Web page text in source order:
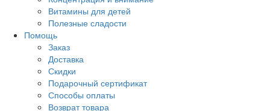
Витамины для детей
Полезные сладости
Помощь
Заказ
Доставка
Скидки
Подарочный сертификат
Способы оплаты
Возврат товара